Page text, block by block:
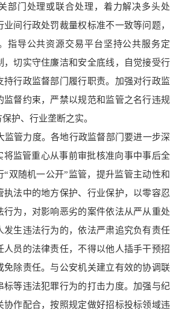
部门处理或联合处理，着力解决多头处
间行政处罚裁量权标准不一致等问题，
指导公共资源交易平台坚持公共服务定
，切实守住廉洁和安全底线，自觉接受行
持行政监督部门履行职责。加强对行政监
监督约束，严禁以规范和监管之名行违规
护、行业垄断之实。
管力度。各地行政监督部门要进一步深
将监管重心从事前审批核准向事中事后全
双随机一公开”监管，提升监管主动性和
执法中的地方保护、行业保护，以零容忍
行为，对影响恶劣的案件依法从严从重处
发生违法行为的，依法严肃追究负有责任
人员的法律责任，不得以他人插手干预招
免除责任。与公安机关建立有效的协调联
标等违法犯罪行为的打击力度。加强与纪
协作配合，按照规定做好招标投标领域违